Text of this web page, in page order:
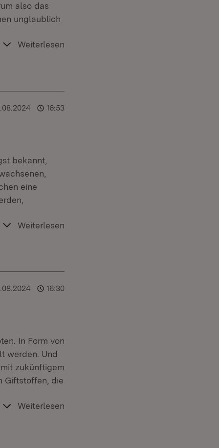
also das
unglaublich
Weiterlesen
16:53
bekannt,
eine
Weiterlesen
16:30
In Form von
werden. Und
zukünftigem
Giftstoffen, die
Weiterlesen